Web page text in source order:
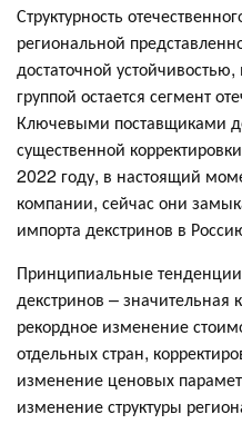
Структурность
региональной
достаточной
группой остается сегмент
Ключевыми поставщиками
существенной
2022 году, в настоящий
компании, сейчас они
импорта декстринов в
Принципиальные
декстринов – значительная
рекордное изменение
отдельных стран,
изменение ценовых
изменение структуры